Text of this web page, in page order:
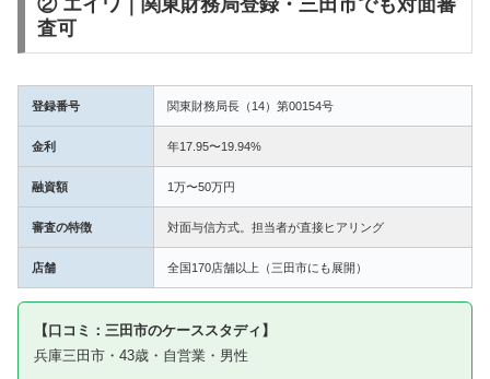
② エイワ｜関東財務局登録・三田市でも対面審
査可
登録番号 関東財務局長（14）第00154号
金利 年17.95〜19.94%
融資額 1万〜50万円
審査の特徴 対面与信方式。担当者が直接ヒアリング
店舗 全国170店舗以上（三田市にも展開）
【口コミ：三田市のケーススタディ】
兵庫三田市・43歳・自営業・男性